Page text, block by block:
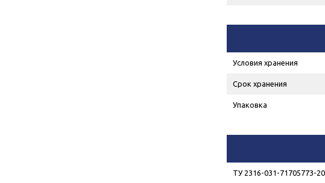
Условия хранения
Срок хранения
Упаковка
ТУ 2316-031-71705773-